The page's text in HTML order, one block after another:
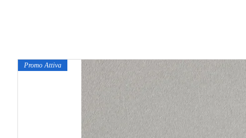
Promo Attiva